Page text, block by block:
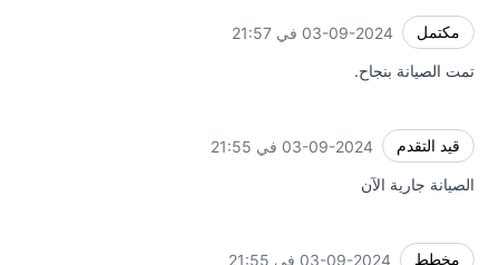
مكتمل 03-09-2024 في 21:57
تمت الصيانة بنجاح.
قيد التقدم 03-09-2024 في 21:55
الصيانة جارية الآن
مخطط 03-09-2024 في 21:55